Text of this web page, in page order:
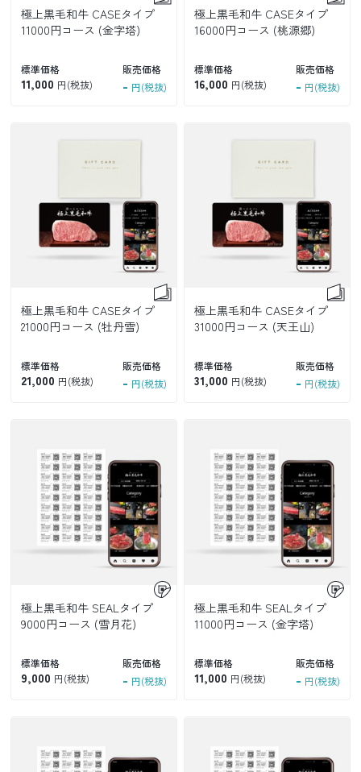
極上黒毛和牛 CASEタイプ
11000円コース (金字塔)
標準価格
11,000 円(税抜)
販売価格
- 円(税抜)
極上黒毛和牛 CASEタイプ
16000円コース (桃源郷)
標準価格
16,000 円(税抜)
販売価格
- 円(税抜)
極上黒毛和牛 CASEタイプ
21000円コース (牡丹雪)
標準価格
21,000 円(税抜)
販売価格
- 円(税抜)
極上黒毛和牛 CASEタイプ
31000円コース (天王山)
標準価格
31,000 円(税抜)
販売価格
- 円(税抜)
極上黒毛和牛 SEALタイプ
9000円コース (雪月花)
標準価格
9,000 円(税抜)
販売価格
- 円(税抜)
極上黒毛和牛 SEALタイプ
11000円コース (金字塔)
標準価格
11,000 円(税抜)
販売価格
- 円(税抜)